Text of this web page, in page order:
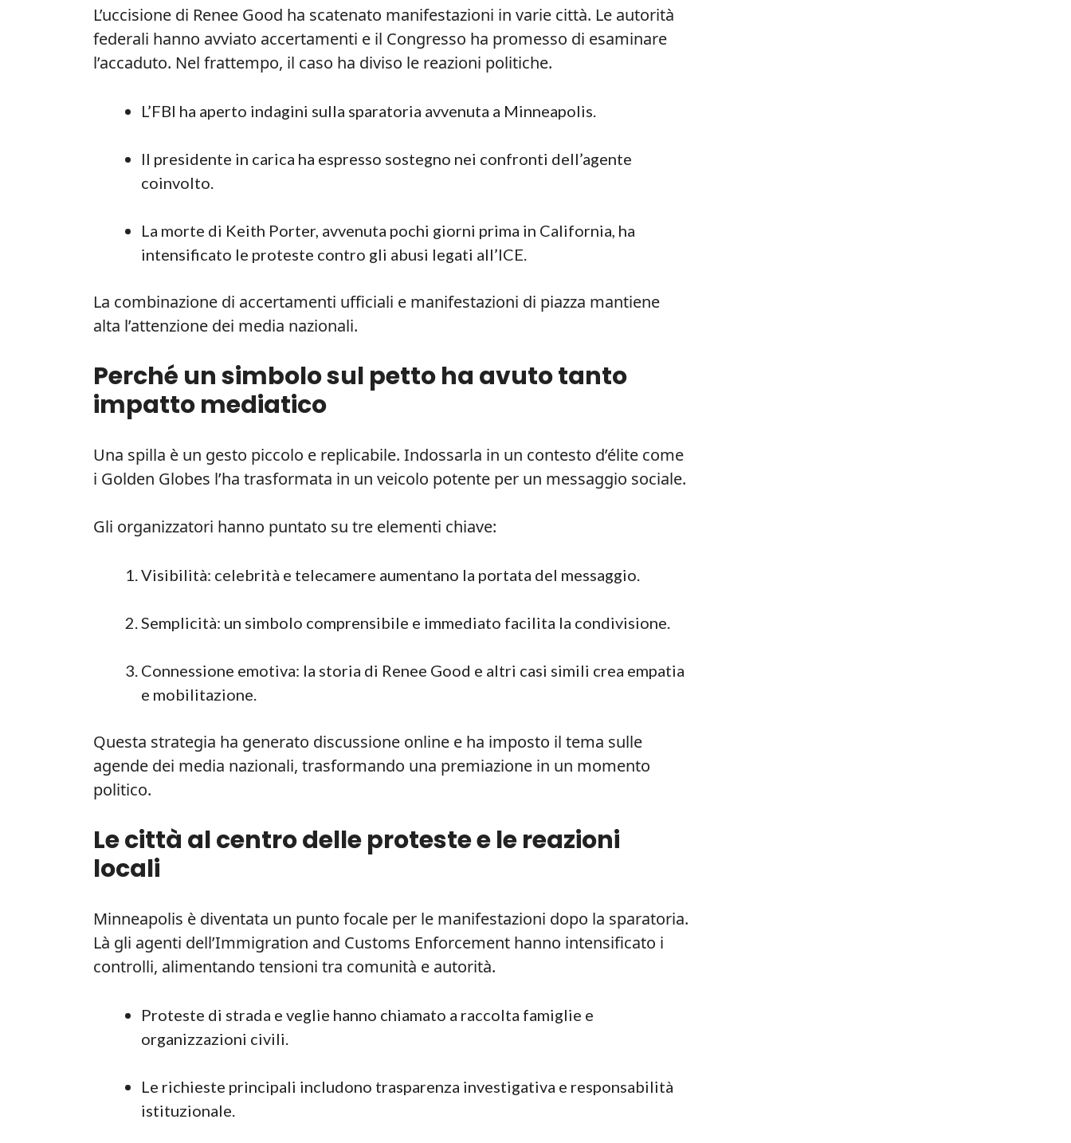
L’uccisione di Renee Good ha scatenato manifestazioni in varie città. Le autorità
federali hanno avviato accertamenti e il Congresso ha promesso di esaminare
l’accaduto. Nel frattempo, il caso ha diviso le reazioni politiche.
L’FBI ha aperto indagini sulla sparatoria avvenuta a Minneapolis.
Il presidente in carica ha espresso sostegno nei confronti dell’agente
coinvolto.
La morte di Keith Porter, avvenuta pochi giorni prima in California, ha
intensificato le proteste contro gli abusi legati all’ICE.
La combinazione di accertamenti ufficiali e manifestazioni di piazza mantiene
alta l’attenzione dei media nazionali.
Perché un simbolo sul petto ha avuto tanto
impatto mediatico
Una spilla è un gesto piccolo e replicabile. Indossarla in un contesto d’élite come
i Golden Globes l’ha trasformata in un veicolo potente per un messaggio sociale.
Gli organizzatori hanno puntato su tre elementi chiave:
Visibilità: celebrità e telecamere aumentano la portata del messaggio.
Semplicità: un simbolo comprensibile e immediato facilita la condivisione.
Connessione emotiva: la storia di Renee Good e altri casi simili crea empatia
e mobilitazione.
Questa strategia ha generato discussione online e ha imposto il tema sulle
agende dei media nazionali, trasformando una premiazione in un momento
politico.
Le città al centro delle proteste e le reazioni
locali
Minneapolis è diventata un punto focale per le manifestazioni dopo la sparatoria.
Là gli agenti dell’Immigration and Customs Enforcement hanno intensificato i
controlli, alimentando tensioni tra comunità e autorità.
Proteste di strada e veglie hanno chiamato a raccolta famiglie e
organizzazioni civili.
Le richieste principali includono trasparenza investigativa e responsabilità
istituzionale.